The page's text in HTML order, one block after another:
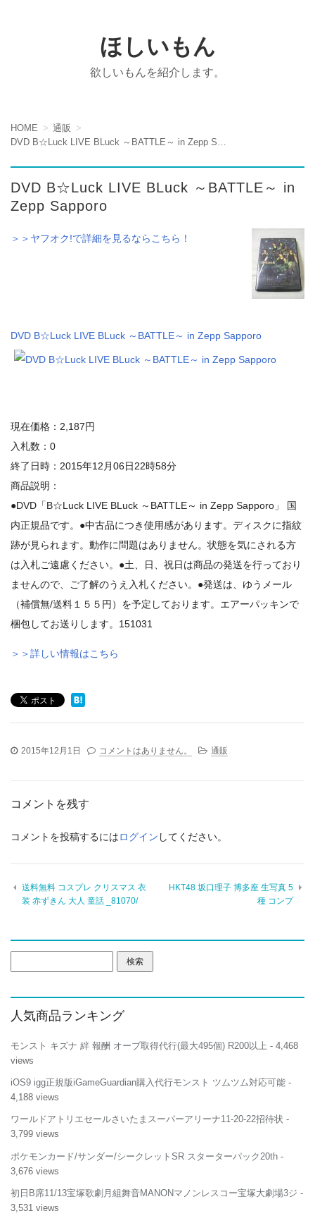
ほしいもん
欲しいもんを紹介します。
HOME
通販
DVD B☆Luck LIVE BLuck ～BATTLE～ in
Zepp Sapporo
＞＞ヤフオク!で詳細を見るならこちら！
DVD B☆Luck LIVE BLuck ～BATTLE～ in Zepp Sapporo
現在価格：2,187円
入札数：0
終了日時：2015年12月06日22時58分
商品説明：
●DVD「B☆Luck LIVE BLuck ～BATTLE～ in Zepp Sapporo」 国
内正規品です。●中古品につき使用感があります。ディスクに指紋
跡が見られます。動作に問題はありません。状態を気にされる方
は入札ご遠慮ください。●土、日、祝日は商品の発送を行っており
ませんので、ご了解のうえ入札ください。●発送は、ゆうメール
（補償無/送料１５５円）を予定しております。エアーパッキンで
梱包してお送りします。151031
＞＞詳しい情報はこちら
2015年12月1日 コメントはありません。 通販
コメントを残す
コメントを投稿するにはログイン してください。
送料無料 コスプレ クリスマス 衣
装 赤ずきん 大人 童話 _81070/
HKT48 坂口理子 博多座 生写真 5
種 コンプ
索:
人気商品ランキング
モンスト キズナ 絆 報酬 オーブ取得代行(最大495個) R200以上 - 4,468
views
iOS9 igg正規版iGameGuardian購入代行モンスト ツムツム対応可能 -
4,188 views
ワールドアトリエセールさいたまスーパーアリーナ11-20-22招待状 -
3,799 views
ポケモンカード/サンダー/シークレットSR スターターパック20th -
3,676 views
初日B席11/13宝塚歌劇月組舞音MANONマノンレスコー宝塚大劇場3ジ -
3,531 views